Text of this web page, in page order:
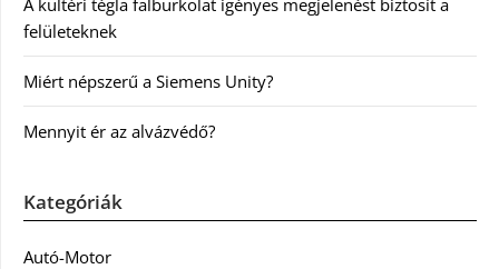
A kültéri tégla falburkolat igényes megjelenést biztosít a
felületeknek
Miért népszerű a Siemens Unity?
Mennyit ér az alvázvédő?
Kategóriák
Autó-Motor